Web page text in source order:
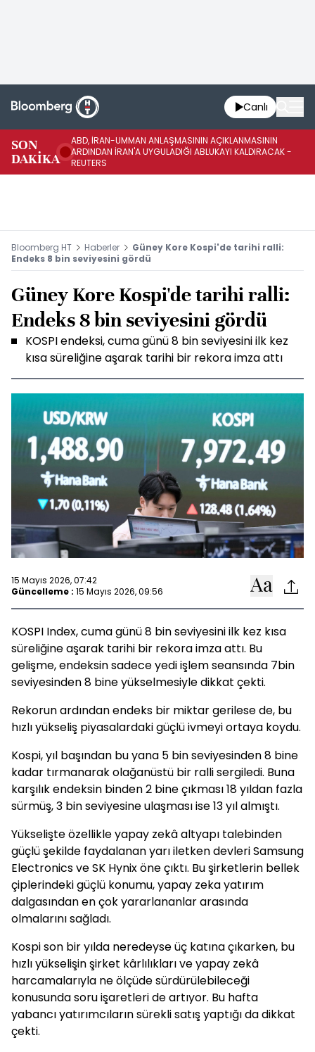
Canlı
SON
DAKİKA
ABD, İRAN-UMMAN ANLAŞMASININ AÇIKLANMASININ
ARDINDAN İRAN'A UYGULADIĞI ABLUKAYI KALDIRACAK -
REUTERS
Bloomberg HT Haberler
Güney Kore Kospi'de tarihi ralli:
Endeks 8 bin seviyesini gördü
Güney Kore Kospi'de tarihi ralli:
Endeks 8 bin seviyesini gördü
KOSPI endeksi, cuma günü 8 bin seviyesini ilk kez
kısa süreliğine aşarak tarihi bir rekora imza attı
15 Mayıs 2026, 07:42
Güncelleme : 15 Mayıs 2026, 09:56
KOSPI Index, cuma günü 8 bin seviyesini ilk kez kısa
süreliğine aşarak tarihi bir rekora imza attı. Bu
gelişme, endeksin sadece yedi işlem seansında 7bin
seviyesinden 8 bine yükselmesiyle dikkat çekti.
Rekorun ardından endeks bir miktar gerilese de, bu
hızlı yükseliş piyasalardaki güçlü ivmeyi ortaya koydu.
Kospi, yıl başından bu yana 5 bin seviyesinden 8 bine
kadar tırmanarak olağanüstü bir ralli sergiledi. Buna
karşılık endeksin binden 2 bine çıkması 18 yıldan fazla
sürmüş, 3 bin seviyesine ulaşması ise 13 yıl almıştı.
Yükselişte özellikle yapay zekâ altyapı talebinden
güçlü şekilde faydalanan yarı iletken devleri Samsung
Electronics ve SK Hynix öne çıktı. Bu şirketlerin bellek
çiplerindeki güçlü konumu, yapay zeka yatırım
dalgasından en çok yararlananlar arasında
olmalarını sağladı.
Kospi son bir yılda neredeyse üç katına çıkarken, bu
hızlı yükselişin şirket kârlılıkları ve yapay zekâ
harcamalarıyla ne ölçüde sürdürülebileceği
konusunda soru işaretleri de artıyor. Bu hafta
yabancı yatırımcıların sürekli satış yaptığı da dikkat
çekti.